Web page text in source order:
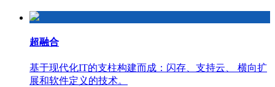
超融合
基于现代化IT的支柱构建而成：闪存、支持云、 横向扩
展和软件定义的技术。